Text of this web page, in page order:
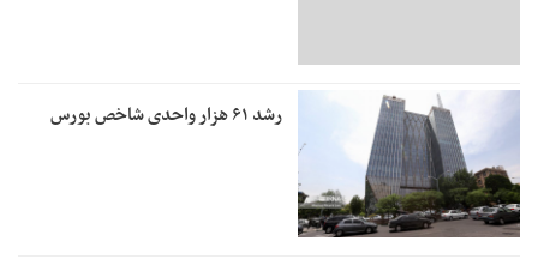
رشد ۶۱ هزار واحدی شاخص بورس